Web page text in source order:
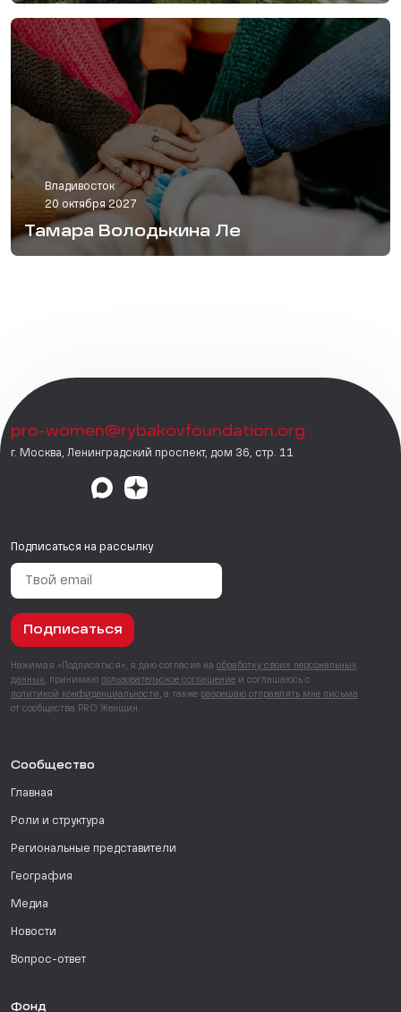
Владивосток
20 октября 2027
Тамара Володькина Ле
pro-women@rybakovfoundation.org
г. Москва, Ленинградский проспект, дом 36, стр. 11
Подписаться на рассылку
Подписаться
Нажимая «Подписаться», я даю согласие на обработку своих персональных
данных , принимаю пользовательское соглашение и соглашаюсь с
политикой конфиденциальности , а также разрешаю отправлять мне письма
от сообщества PRO Женщин.
Сообщество
Главная
Роли и структура
Региональные представители
География
Медиа
Новости
Вопрос-ответ
Фонд